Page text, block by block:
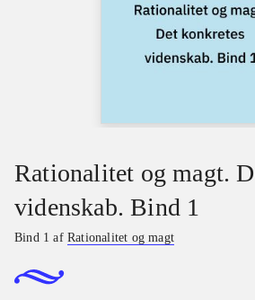
Rationalitet og magt.
videnskab. Bind 1
Bind 1 afRationalitet og magt